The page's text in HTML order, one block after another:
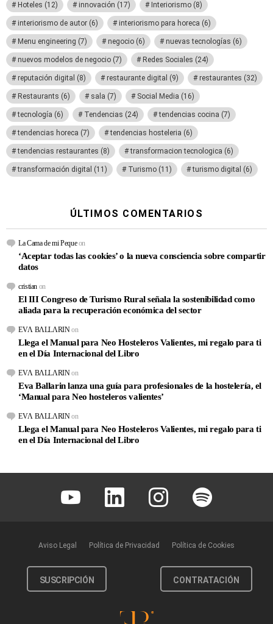
Hoteles (12) innovación (17) Interiorismo (8)
interiorismo de autor (6) interiorismo para horeca (6)
Menu engineering (7) negocio (6) nuevas tecnologías (6)
nuevos modelos de negocio (7) Redes Sociales (24)
reputación digital (8) restaurante digital (9) restaurantes (32)
Restaurants (6) sala (7) Social Media (16)
tecnología (6) Tendencias (24) tendencias cocina (7)
tendencias horeca (7) tendencias hosteleria (6)
tendencias restaurantes (8) transformacion tecnologica (6)
transformación digital (11) Turismo (11) turismo digital (6)
ÚLTIMOS COMENTARIOS
La Cama de mi Pequeon
‘Aceptar todas las cookies’ o la nueva consciencia sobre compartir
datos
cristian on
El III Congreso de Turismo Rural señala la sostenibilidad como
aliada para la recuperación económica del sector
EVΛ BΛLLΛRINon
Llega el Manual para Neo Hosteleros Valientes, mi regalo para ti
en el Día Internacional del Libro
EVΛ BΛLLΛRINon
Eva Ballarin lanza una guía para profesionales de la hostelería, el
‘Manual para Neo hosteleros valientes’
EVΛ BΛLLΛRINon
Llega el Manual para Neo Hosteleros Valientes, mi regalo para ti
en el Día Internacional del Libro
Youtube Linkedin Instagram Spotify
Aviso Legal Política de Privacidad Política de Cookies
SUSCRIPCIÓN CONTRATACIÓN